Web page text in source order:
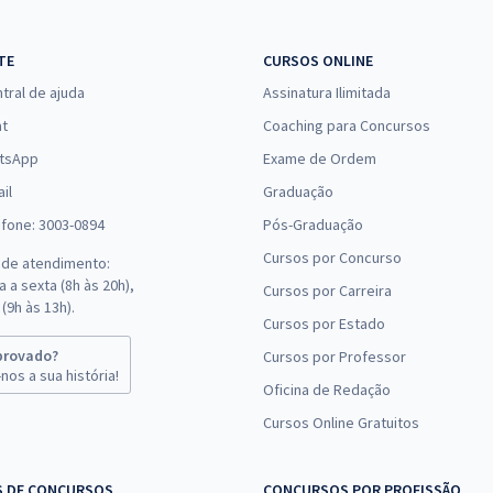
de cada concurso Sergipe.
anteriores
diversas
questões de concursosrevisadas por especialistas.
nos concursos em Sergipe.
Não perca tempo e faça já a sua inscrição! Além disso,
aproveite a chance de conquistar o tão desejado cargo
de ajuda
3003-0894
atendimento:
a sexta (8h às 20h),
às 13h).
a sua história!
CURSOS ONLINE
Assinatura Ilimitada
Coaching para Concursos
Exame de Ordem
Graduação
Pós-Graduação
Cursos por Concurso
Cursos por Carreira
Cursos por Estado
Cursos por Professor
Oficina de Redação
Cursos Online Gratuitos